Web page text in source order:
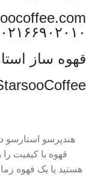
۰۲۱۶۶۹۰۲۰۱۰
قهوه ساز
هندپرسو
قهوه با کیفیت
هستید یا یک قهوه